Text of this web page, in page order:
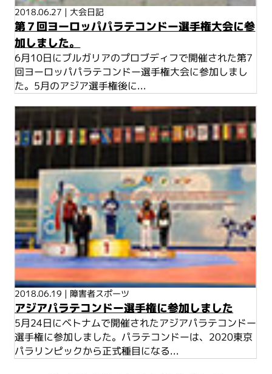
2018.06.27 | 大会日記
第７回ヨーロッパパラテコンドー選手権大会に参
加しました。
6月10日にブルガリアのプロブディフで開催された第7
回ヨーロッパパラテコンドー選手権大会に参加しまし
た。5月のアジア選手権後に...
2018.06.19 | 障害者スポーツ
アジアパラテコンドー選手権に参加しました
5月24日にベトナムで開催されたアジアパラテコンドー
選手権に参加しました。パラテコンドーは、2020東京
パラリンピックから正式種目になる...